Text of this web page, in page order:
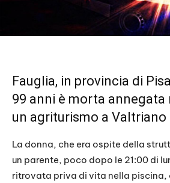
Fauglia, in provincia di
99 anni è morta annegata
un agriturismo a Valtriano
La donna, che era ospite della
un parente, poco dopo le 21:00 di
ritrovata priva di vita nella piscina,